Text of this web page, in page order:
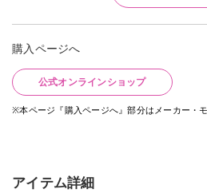
購入ページへ
公式オンラインショップ
※本ページ『購入ページへ』部分はメーカー・
アイテム詳細